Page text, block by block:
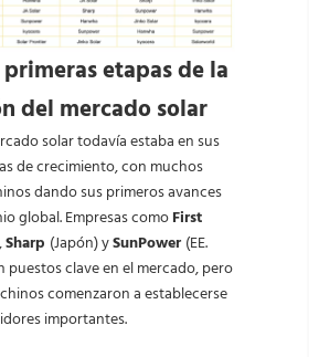
primeras etapas de la
del mercado solar
solar todavía estaba en sus
de crecimiento, con muchos
dando sus primeros avances
global. Empresas comoFirst
Sharp (Japón) ySunPower (EE.
puestos clave en el mercado, pero
comenzaron a establecerse
importantes.